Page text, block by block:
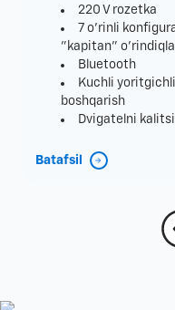
220 V rozetka
7 o'rinli
"kapitan"
Bluetooth
Kuchli
boshqarish
Dvigatelni
Batafsil